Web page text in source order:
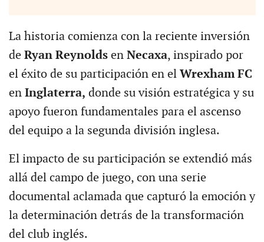
La historia comienza con la reciente inversión
deRyan Reynoldsen Necaxa, inspirado por
el éxito de su participación en el Wrexham FC
en Inglaterra, donde su visión estratégica y su
apoyo fueron fundamentales para el ascenso
del equipo a la segunda división inglesa.
El impacto de su participación se extendió más
allá del campo de juego, con una serie
documental aclamada que capturó la emoción y
la determinación detrás de la transformación
del club inglés.